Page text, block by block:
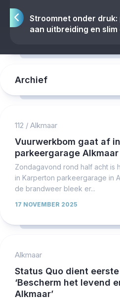
Stroomnet onder
aan uitbreiding en
Archief
112 / Alkmaar
Vuurwerkbom gaat af
parkeergarage Alkmaar
Zondagavond rond half acht is
in Karperton parkeergarage in
de brandweer bleek er...
17 NOVEMBER 2025
Alkmaar
Status Quo dient
‘Bescherm het levend
Alkmaar’